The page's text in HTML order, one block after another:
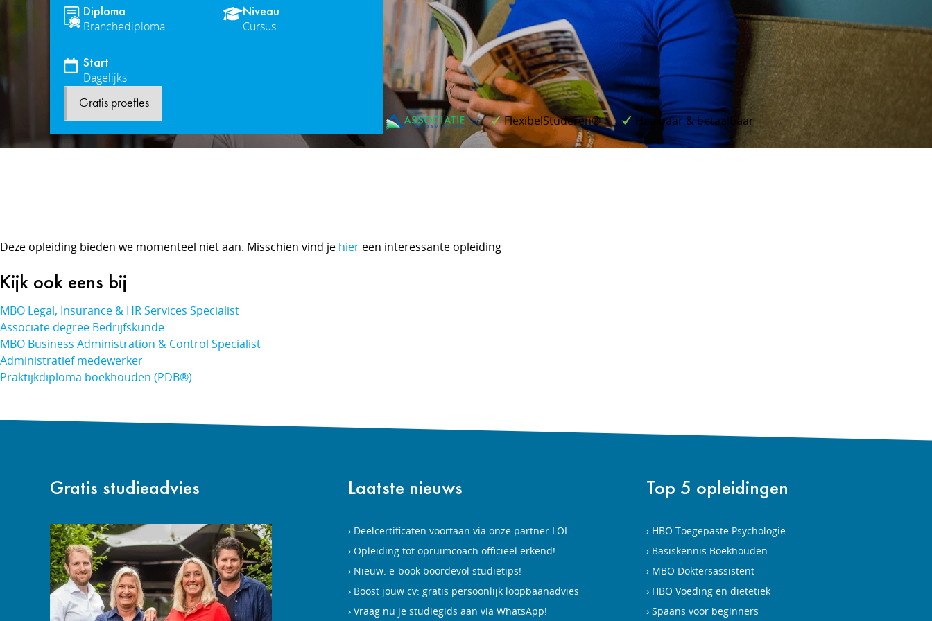
Diploma
Branchediploma
Niveau
Cursus
Start
Dagelijks
Gratis proefles
FlexibelStuderen® Haalbaar & betaalbaar
Deze opleiding bieden we momenteel niet aan. Misschien vind je hier een interessante opleiding
Kijk ook eens bij
MBO Legal, Insurance & HR Services Specialist
Associate degree Bedrijfskunde
MBO Business Administration & Control Specialist
Administratief medewerker
Praktijkdiploma boekhouden (PDB®)
Gratis studieadvies Laatste nieuws
Deelcertificaten voortaan via onze partner LOI
Opleiding tot opruimcoach officieel erkend!
Nieuw: e-book boordevol studietips!
Boost jouw cv: gratis persoonlijk loopbaanadvies
Vraag nu je studiegids aan via WhatsApp!
Top 5 opleidingen
HBO Toegepaste Psychologie
Basiskennis Boekhouden
MBO Doktersassistent
HBO Voeding en diëtetiek
Spaans voor beginners